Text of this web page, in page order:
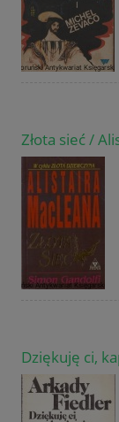
Złota sieć /
Dziękuję ci,